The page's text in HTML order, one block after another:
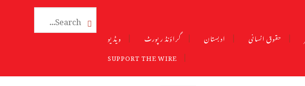
حقوق انسانی ادبستان گراؤنڈ رپورٹ
ویڈیو
SUPPORT THE WIRE
